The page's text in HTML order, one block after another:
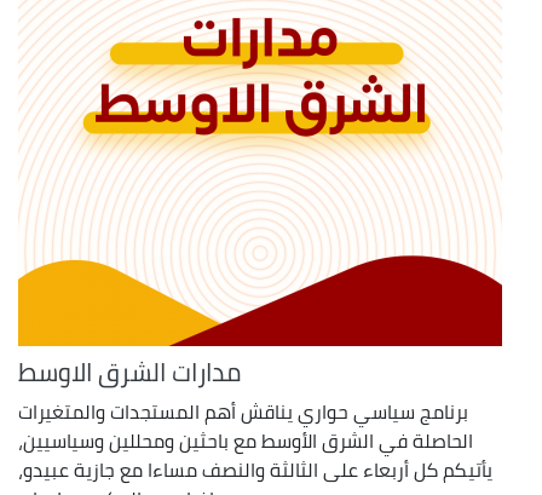
مدارات الشرق الاوسط
برنامج سياسي حواري يناقش أهم المستجدات والمتغيرات
الحاصلة في الشرق الأوسط مع باحثين ومحللين وسياسيين،
يأتيكم كل أربعاء على الثالثة والنصف مساءا مع جازية عبيدو،